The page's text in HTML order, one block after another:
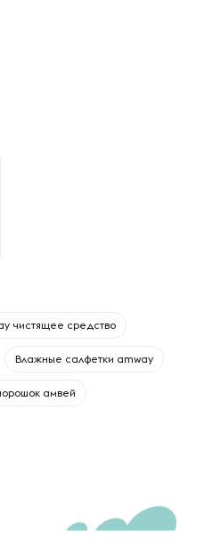
чистящее средство
Влажные салфетки amway
амвей